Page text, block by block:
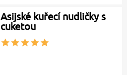
Asijské kuřecí nudličky s
cuketou